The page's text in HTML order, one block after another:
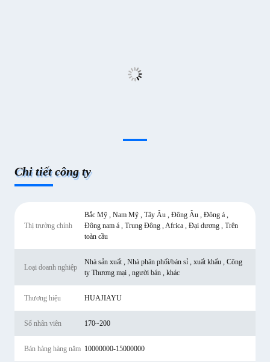
Chi tiết công ty
Thị trường chính
Bắc Mỹ , Nam Mỹ , Tây Âu , Đông Âu , Đông á ,
Đông nam á , Trung Đông , Africa , Đại dương , Trên
toàn cầu
Loại doanh nghiệp
Nhà sản xuất , Nhà phân phối/bán sỉ , xuất khẩu , Công
ty Thương mại , người bán , khác
Thương hiệu HUAJIAYU
Số nhân viên 170~200
Bán hàng hàng năm 10000000-15000000